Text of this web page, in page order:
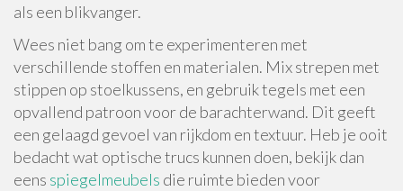
als een blikvanger.
Wees niet bang om te experimenteren met
verschillende stoffen en materialen. Mix strepen met
stippen op stoelkussens, en gebruik tegels met een
opvallend patroon voor de barachterwand. Dit geeft
een gelaagd gevoel van rijkdom en textuur. Heb je ooit
bedacht wat optische trucs kunnen doen, bekijk dan
eens spiegelmeubels die ruimte bieden voor